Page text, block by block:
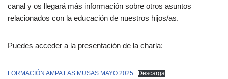
canal y os llegará más información sobre otros asuntos
relacionados con la educación de nuestros hijos/as.
Puedes acceder a la presentación de la charla:
FORMACIÓN AMPA LAS MUSAS MAYO 2025 Descarga